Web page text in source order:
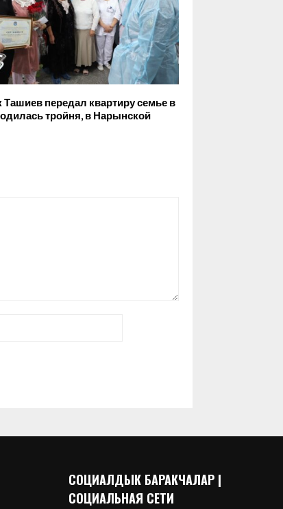
передал квартиру семье в
тройня, в Нарынской
СОЦИАЛДЫК БАРАКЧАЛАР |
СОЦИАЛЬНАЯ СЕТИ